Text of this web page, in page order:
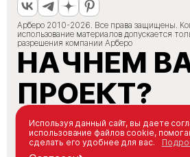
Арберо 2010-2026. Все права защищены.
использование материалов допускается
разрешения компании Арберо
НАЧНЕМ
ПРОЕКТ?
+7 (495) 147-66-88
info@arbero.ru
Используя данный сайт, вы даете
использование файлов cookie,
сделать его удобнее для вас.